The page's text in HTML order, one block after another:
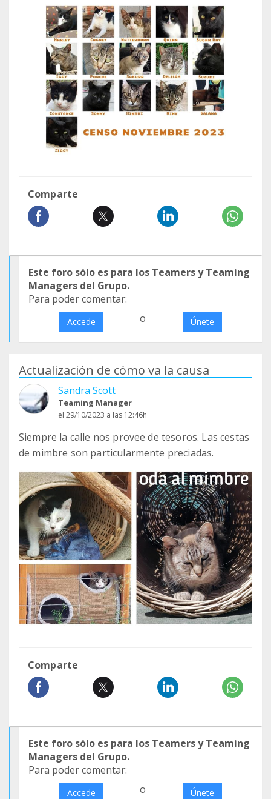
Comparte
Este foro sólo es para los Teamers y Teaming
Managers del Grupo.
Para poder comentar:
Accede o Únete
Actualización de cómo va la causa
Sandra Scott
Teaming Manager
el 29/10/2023 a las 12:46h
Siempre la calle nos provee de tesoros. Las cestas
de mimbre son particularmente preciadas.
Comparte
Este foro sólo es para los Teamers y Teaming
Managers del Grupo.
Para poder comentar:
Accede o Únete